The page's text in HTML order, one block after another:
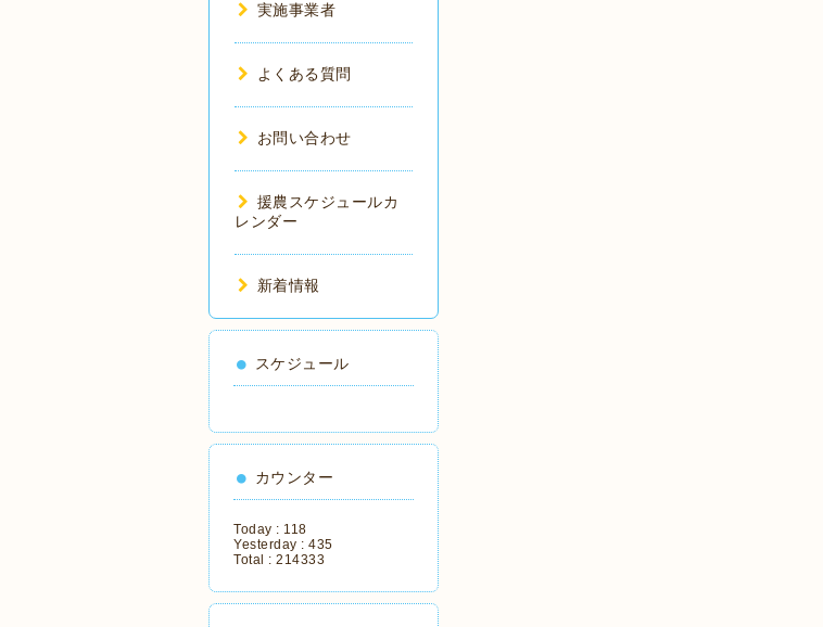
実施事業者
よくある質問
お問い合わせ
援農スケジュールカ
レンダー
新着情報
スケジュール
カウンター
Today : 118
Yesterday : 435
Total : 214333